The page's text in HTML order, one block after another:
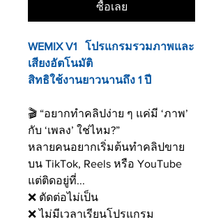
ซื้อเลย
WEMIX V1 โปรแกรมรวมภาพและ
เสียงอัตโนมัติ
สิทธิใช้งานยาวนานถึง 1 ปี
🎬 “อยากทำคลิปง่าย ๆ แค่มี ‘ภาพ’
กับ ‘เพลง’ ใช่ไหม?”
หลายคนอยากเริ่มต้นทำคลิปขาย
บน TikTok, Reels หรือ YouTube
แต่ติดอยู่ที่...
❌ ตัดต่อไม่เป็น
❌ ไม่มีเวลาเรียนโปรแกรม